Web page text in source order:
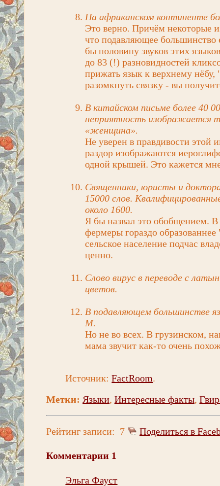
На африканском континенте
Это верно. Причём некоторые
что подавляющее большинство
бы половину звуков этих
до 83 (!) разновидностей
прижать язык к верхнему нёбу,
разомкнуть связку - вы
В китайском письме более 40
неприятность изображается
«женщина».
Не уверен в правдивости этой
раздор изображаются
одной крышей. Это кажется
Священники, юристы и
15000 слов.
около 1600.
Я бы назвал это обобщением.
фермеры гораздо
сельское население подчас
ценно.
Слово вирус в переводе с
цветов.
В подавляющем большинстве
М.
Но не во всех. В грузинском,
мама звучит как-то очень
Источник:FactRoom.
Метки: Языки,Интересные факты,
Рейтинг записи: 7 Поделиться в
Комментарии 1
Эльга Фауст